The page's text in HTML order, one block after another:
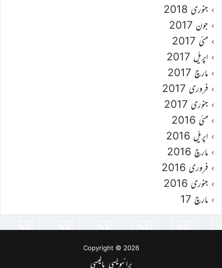
جنوری 2018
جون 2017
مئی 2017
اپریل 2017
مارچ 2017
فروری 2017
جنوری 2017
مئی 2016
اپریل 2016
مارچ 2016
فروری 2016
جنوری 2016
مارچ 17
Copyright © 2026
پرائیویسی پالیسی